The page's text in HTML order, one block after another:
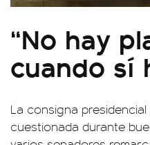
“No hay
cuando sí
La consigna
cuestionada durante